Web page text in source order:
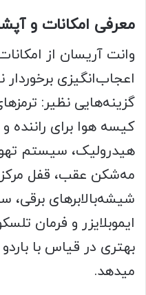
معرفی امکانات و
وانت آریسان از
اعجاب‌انگیزی
کیسه هوا برای راننده
هیدرولیک، سیستم
مه‌شکن عقب، قفل
شیشه‌بالابرهای
ایموبلایزر و فرمان
بهتری در قیاس با
میدهد.